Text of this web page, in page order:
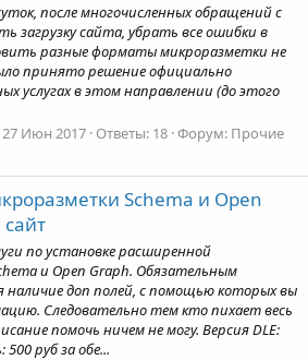
после многочисленных обращений с
загрузку сайта, убрать все ошибки в
разные форматы микроразметки не
принято решение официально
услугах в этом направлении (до этого
27 Июн 2017 Ответы: 18 Форум: Прочие
Schema и Open
по установке расширенной
и Open Graph. Обязательным
наличие доп полей, с помощью которых вы
Следовательно тем кто пихает весь
помочь ничем не могу. Версия DLE:
руб за обе...